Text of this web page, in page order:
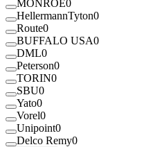
MONROE0
HellermannTyton0
Route0
BUFFALO USA0
DML0
Peterson0
TORIN0
SBU0
Yato0
Vorel0
Unipoint0
Delco Remy0